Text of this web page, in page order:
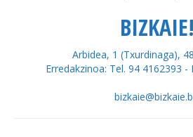
BIZKAIE!
Arbidea, 1 (Txurdinaga),
Erredakzinoa: Tel. 94 4162393 -